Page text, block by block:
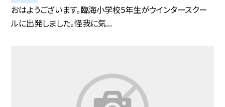
おはようございます。臨海小学校5年生がウインタースクー
ルに出発しました。怪我に気...